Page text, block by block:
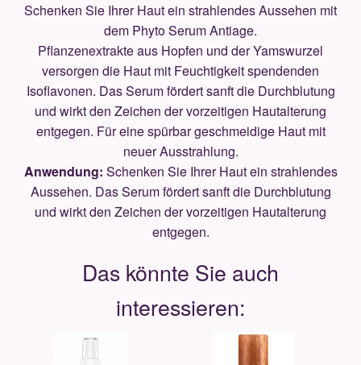
Schenken Sie Ihrer Haut ein strahlendes Aussehen mit
dem Phyto Serum Antiage.
Pflanzenextrakte aus Hopfen und der Yamswurzel
versorgen die Haut mit Feuchtigkeit spendenden
Isoflavonen. Das Serum fördert sanft die Durchblutung
und wirkt den Zeichen der vorzeitigen Hautalterung
entgegen. Für eine spürbar geschmeidige Haut mit
neuer Ausstrahlung.
Anwendung: Schenken Sie Ihrer Haut ein strahlendes
Aussehen. Das Serum fördert sanft die Durchblutung
und wirkt den Zeichen der vorzeitigen Hautalterung
entgegen.